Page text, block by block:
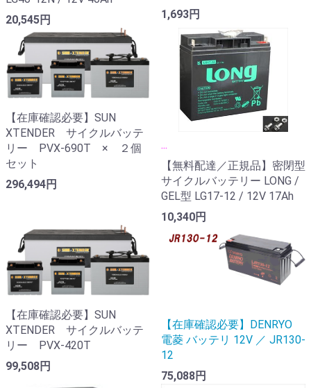
20,545円
1,693円
【在庫確認必要】SUN
XTENDER サイクルバッテ
リー PVX-690T × ２個
セット
296,494円
...
【無料配達／正規品】密閉型
サイクルバッテリー LONG /
GEL型 LG17-12 / 12V 17Ah
10,340円
【在庫確認必要】SUN
XTENDER サイクルバッテ
リー PVX-420T
99,508円
【在庫確認必要】DENRYO
電菱 バッテリ 12V ／ JR130-
12
75,088円